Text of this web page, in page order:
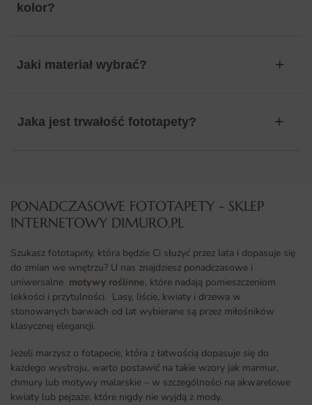
kolor?
Jaki materiał wybrać?
Jaka jest trwałość fototapety?
PONADCZASOWE FOTOTAPETY - SKLEP
INTERNETOWY DIMURO.PL​
Szukasz fototapety, która będzie Ci służyć przez lata i dopasuje się
do zmian we wnętrzu? U nas znajdziesz ponadczasowe i
uniwersalne motywy roślinne, które nadają pomieszczeniom
lekkości i przytulności. Lasy, liście, kwiaty i drzewa w
stonowanych barwach od lat wybierane są przez miłośników
klasycznej elegancji.
Jeżeli marzysz o fotapecie, która z łatwością dopasuje się do
każdego wystroju, warto postawić na takie wzory jak marmur,
chmury lub motywy malarskie – w szczególności na akwarelowe
kwiaty lub pejzaże, które nigdy nie wyjdą z mody.